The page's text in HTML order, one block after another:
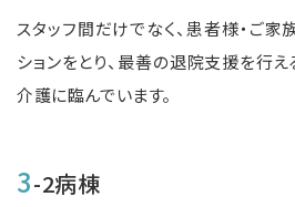
スタッフ間だけでなく、患者様・ご
ションをとり、最善の退院支援を行え
介護に臨んでいます。
3-2病棟